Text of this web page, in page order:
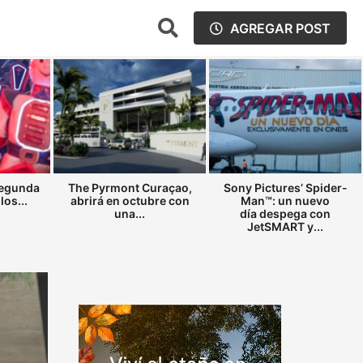
AGREGAR POST
The Pyrmont Curaçao,
abrirá en octubre con
una...
Sony Pictures’ Spider-
Man™: un nuevo
día despega con
JetSMART y...